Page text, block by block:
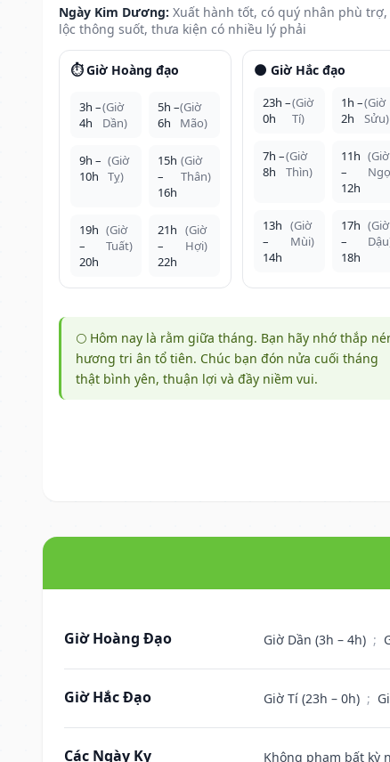
Ngày Kim Dương: Xuất hành tốt, có quý nhân phù trợ,
lộc thông suốt, thưa kiện có nhiều lý phải
⏱️ Giờ Hoàng đạo
3h –
4h
(Giờ
Dần)
5h –
6h
(Giờ
Mão)
9h –
10h
(Giờ
Tỵ)
15h
–
16h
(Giờ
Thân)
19h
–
20h
(Giờ
Tuất)
21h
–
22h
(Giờ
Hợi)
🌑 Giờ Hắc đạo
23h –
0h
(Giờ
Tí)
1h –
2h
(Giờ
Sửu)
7h –
8h
(Giờ
Thìn)
11h
–
12h
(Giờ
13h
–
14h
(Giờ
Mùi)
17h
–
18h
(Giờ
🌕 Hôm nay là rằm giữa tháng. Bạn hãy nhớ thắp
hương tri ân tổ tiên. Chúc bạn đón nửa cuối tháng
thật bình yên, thuận lợi và đầy niềm vui.
Giờ Hoàng Đạo Giờ Dần (3h – 4h) ;
Giờ Hắc Đạo Giờ Tí (23h – 0h) ;
Các Ngày Kỵ Không phạm bất kỳ